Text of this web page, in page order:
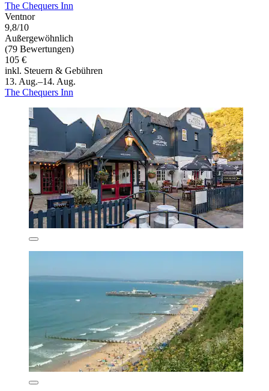
The Chequers Inn
Ventnor
9,8/10
Außergewöhnlich
(79 Bewertungen)
105 €
inkl. Steuern & Gebühren
13. Aug.–14. Aug.
The Chequers Inn